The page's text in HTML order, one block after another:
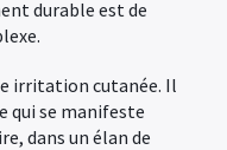
durable est de
irritation cutanée. Il
qui se manifeste
dans un élan de